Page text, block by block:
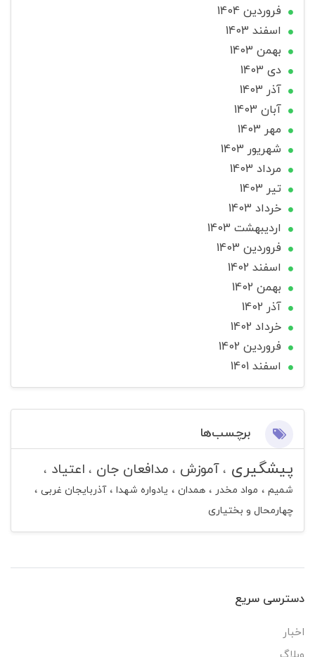
فروردین 1404
اسفند 1403
بهمن 1403
دی 1403
آذر 1403
آبان 1403
مهر 1403
شهریور 1403
مرداد 1403
تير 1403
خرداد 1403
ارديبهشت 1403
فروردین 1403
اسفند 1402
بهمن 1402
آذر 1402
خرداد 1402
فروردین 1402
اسفند 1401
برچسب‌ها
پیشگیری آموزش مدافعان جان اعتیاد
شمیم مواد مخدر همدان یادواره شهدا
آذربایجان غربی
چهارمحال و بختیاری
دسترسی سریع
اخبار